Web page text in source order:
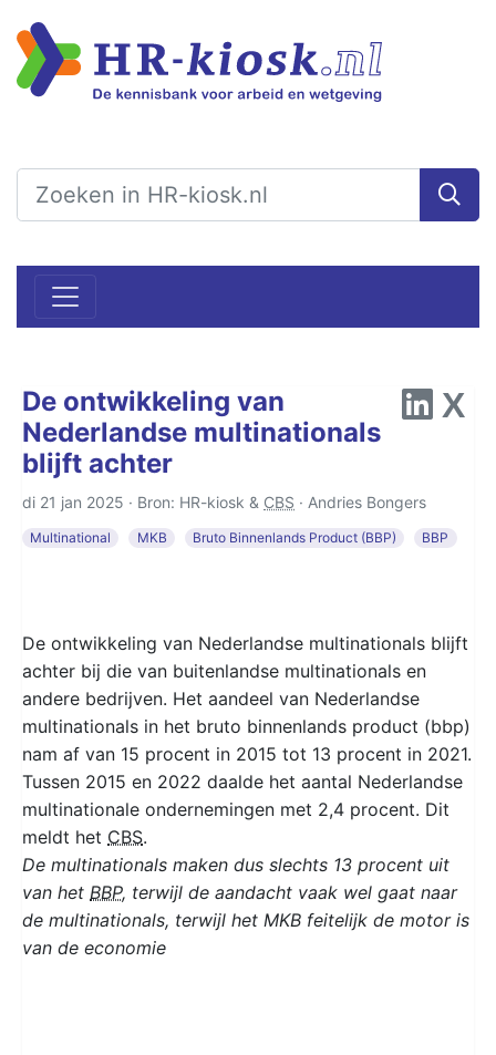
​​​​​​​De ontwikkeling van
Nederlandse multinationals
blijft achter
di 21 jan 2025 · Bron: HR-kiosk & CBS · Andries Bongers
Multinational MKB Bruto Binnenlands Product (BBP) BBP
De ontwikkeling van Nederlandse multinationals blijft
achter bij die van buitenlandse multinationals en
andere bedrijven. Het aandeel van Nederlandse
multinationals in het bruto binnenlands product (bbp)
nam af van 15 procent in 2015 tot 13 procent in 2021.
Tussen 2015 en 2022 daalde het aantal Nederlandse
multinationale ondernemingen met 2,4 procent. Dit
meldt het CBS.
De multinationals maken dus slechts 13 procent uit
van het BBP, terwijl de aandacht vaak wel gaat naar
de multinationals, terwijl het MKB feitelijk de motor is
van de economie